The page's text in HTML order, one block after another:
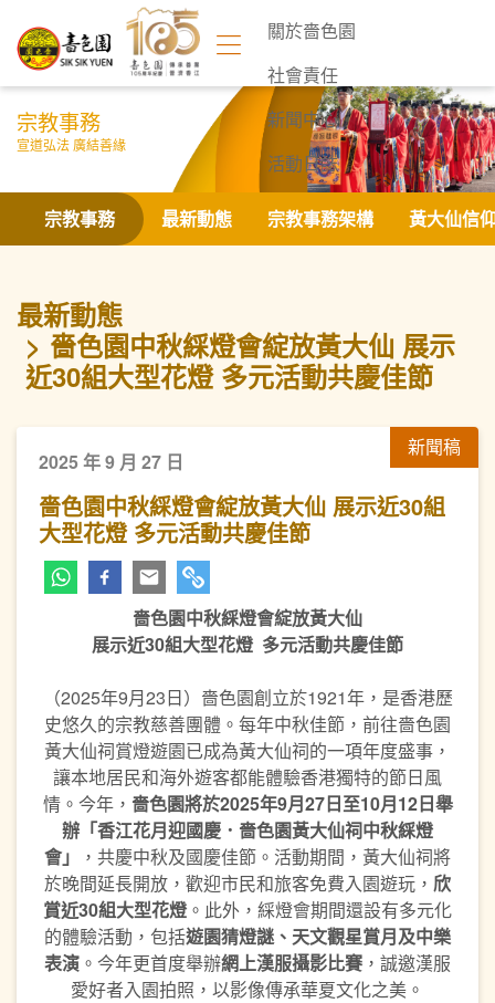
關於嗇色園
社會責任
新聞中心
活動日誌
聯絡我們
宗教事務
宣道弘法 廣結善緣
宗教事務 最新動態 宗教事務架構 黃大仙信
最新動態
嗇色園中秋綵燈會綻放黃大仙 ​展示
近30組大型花燈 多元活動共慶佳節
新聞稿
2025 年 9 月 27 日
嗇色園中秋綵燈會綻放黃大仙 ​展示近30組
大型花燈 多元活動共慶佳節
嗇色園中秋綵燈會綻放黃大仙
展示近30組大型花燈 多元活動共慶佳節
（2025年9月23日）嗇色園創立於1921年，是香港歷
史悠久的宗教慈善團體。每年中秋佳節，前往嗇色園
黃大仙祠賞燈遊園已成為黃大仙祠的一項年度盛事，
讓本地居民和海外遊客都能體驗香港獨特的節日風
情。今年， 嗇色園將於2025年9月27日至10月12日舉
辦「香江花月迎國慶．嗇色園黃大仙祠中秋綵燈
會」
，共慶中秋及國慶佳節。活動期間，黃大仙祠將
於晚間延長開放，歡迎市民和旅客免費入園遊玩， 欣
賞近30組大型花燈 。此外，綵燈會期間還設有多元化
的體驗活動，包括遊園猜燈謎、天文觀星賞月及中樂
表演 。今年更首度舉辦網上漢服攝影比賽 ，誠邀漢服
愛好者入園拍照，以影像傳承華夏文化之美。